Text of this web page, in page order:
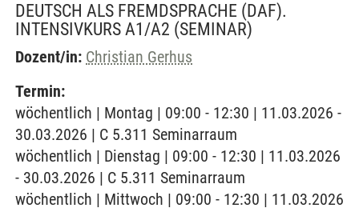
DEUTSCH ALS FREMDSPRACHE (DAF).
INTENSIVKURS A1/A2 (SEMINAR)
Dozent/in: Christian Gerhus
Termin:
wöchentlich | Montag | 09:00 - 12:30 | 11.03.2026 -
30.03.2026 | C 5.311 Seminarraum
wöchentlich | Dienstag | 09:00 - 12:30 | 11.03.2026
- 30.03.2026 | C 5.311 Seminarraum
wöchentlich | Mittwoch | 09:00 - 12:30 | 11.03.2026